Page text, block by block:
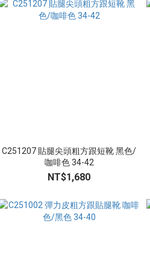
C251207 貼腿尖頭粗方跟短靴 黑色/
咖啡色 34-42
NT$1,680